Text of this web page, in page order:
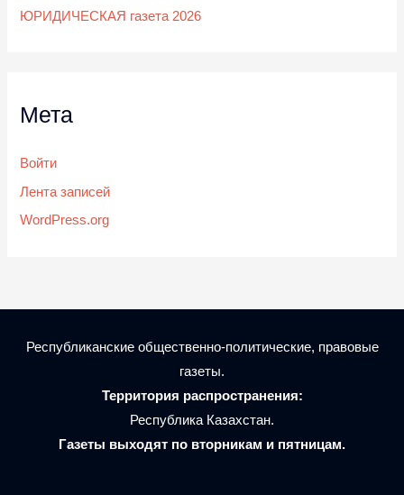
ЮРИДИЧЕСКАЯ газета 2026
Мета
Войти
Лента записей
WordPress.org
Республиканские общественно-политические, правовые
газеты.
Территория распространения:
Республика Казахстан.
Газеты выходят по вторникам и пятницам.